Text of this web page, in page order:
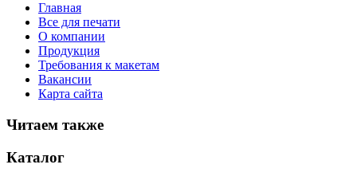
Главная
Все для печати
О компании
Продукция
Требования к макетам
Вакансии
Карта сайта
Читаем также
Каталог